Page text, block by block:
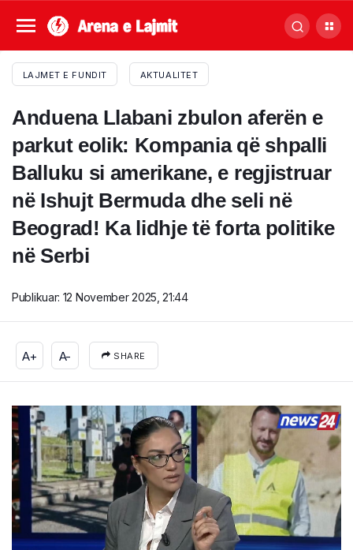
LAJMET E FUNDIT AKTUALITET
Anduena Llabani zbulon aferën e
parkut eolik: Kompania që shpalli
Balluku si amerikane, e regjistruar
në Ishujt Bermuda dhe seli në
Beograd! Ka lidhje të forta politike
në Serbi
Publikuar: 12 November 2025, 21:44
A+ A- SHARE